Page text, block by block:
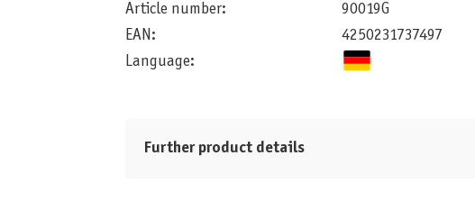
Article number:
90019G
EAN:
4250231737497
Language:
Further product details